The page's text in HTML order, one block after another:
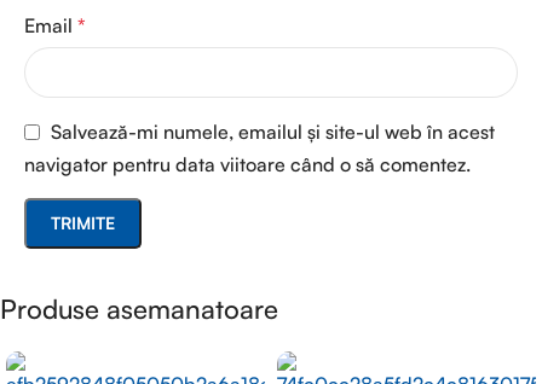
Email *
Salvează-mi numele, emailul și site-ul web în acest
navigator pentru data viitoare când o să comentez.
Produse asemanatoare